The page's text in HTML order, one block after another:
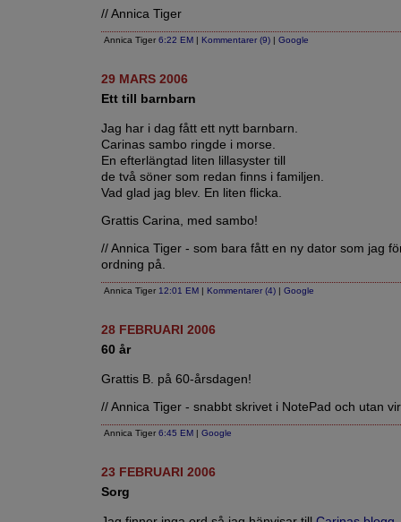
// Annica Tiger
Annica Tiger 6:22 EM | Kommentarer (9) | Google
29 MARS 2006
Ett till barnbarn
Jag har i dag fått ett nytt barnbarn.
Carinas sambo ringde i morse.
En efterlängtad liten lillasyster till
de två söner som redan finns i familjen.
Vad glad jag blev. En liten flicka.
Grattis Carina, med sambo!
// Annica Tiger - som bara fått en ny dator som jag
ordning på.
Annica Tiger 12:01 EM | Kommentarer (4) | Google
28 FEBRUARI 2006
60 år
Grattis B. på 60-årsdagen!
// Annica Tiger - snabbt skrivet i NotePad och utan
Annica Tiger 6:45 EM | Google
23 FEBRUARI 2006
Sorg